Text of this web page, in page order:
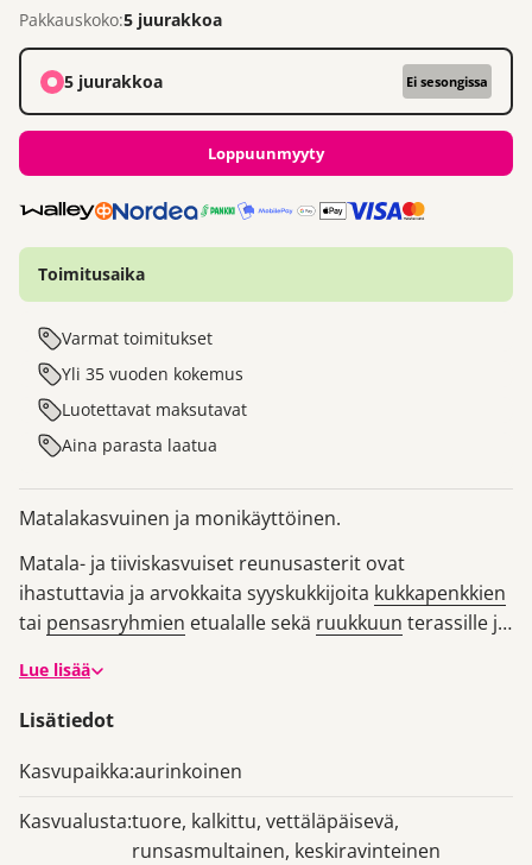
Pakkauskoko:5 juurakkoa
5 juurakkoa Ei sesongissa
Loppuunmyyty
Toimitusaika
Varmat toimitukset
Yli 35 vuoden kokemus
Luotettavat maksutavat
Aina parasta laatua
Matalakasvuinen ja monikäyttöinen.
Matala- ja tiiviskasvuiset reunusasterit ovat
ihastuttavia ja arvokkaita syyskukkijoita kukkapenkkien
tai pensasryhmien etualalle sekä ruukkuun terassille ja
Bresserhof -lajike hurmaa lilanroosalla ja
puolikerratulla kukinnallaan, joka on hyvin runsas.
Lue lisää
Lisätiedot
Kasvupaikka:aurinkoinen
Kasvualusta:tuore, kalkittu, vettäläpäisevä,
runsasmultainen, keskiravinteinen